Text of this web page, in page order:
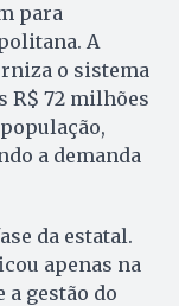
para
A
o sistema
R$ 72 milhões
a demanda
da estatal.
apenas na
a gestão do